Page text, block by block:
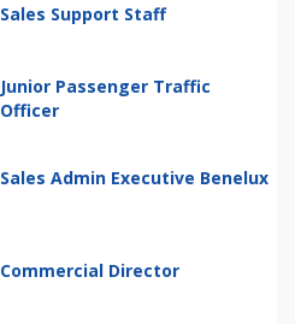
Sales Support Staff
Junior Passenger Traffic
Officer
Sales Admin Executive Benelux
Commercial Director